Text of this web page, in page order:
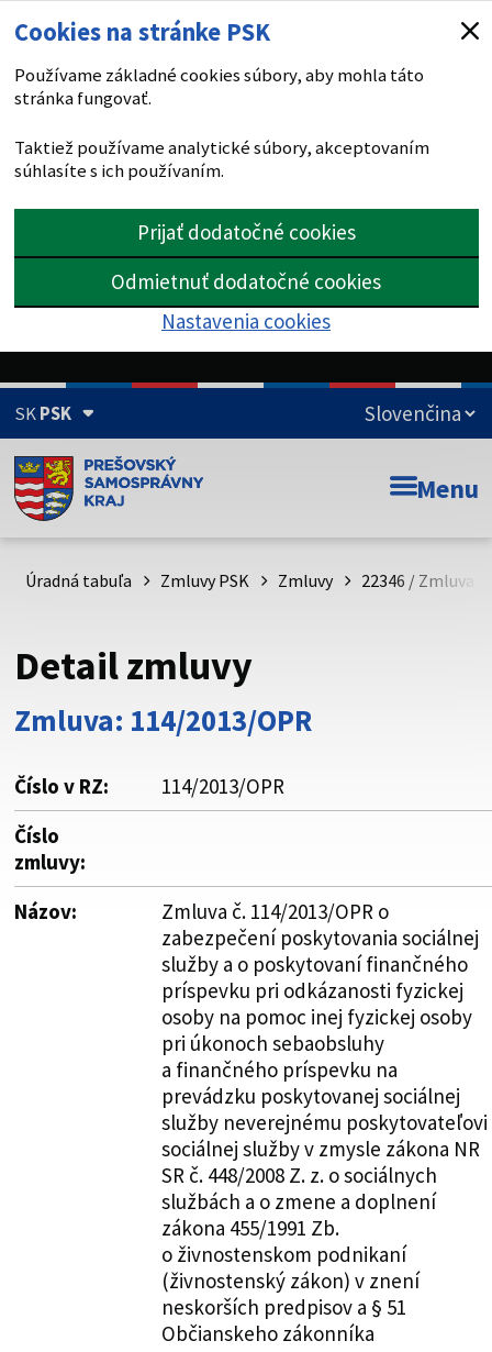
Cookies na stránke PSK
Používame základné cookies súbory, aby mohla táto
stránka fungovať.
Taktiež používame analytické súbory, akceptovaním
súhlasíte s ich používaním.
Prijať dodatočné cookies
Odmietnuť dodatočné cookies
Nastavenia cookies
SKPSK
Doména psk.sk je oficiálna
Toto je oficiálna webová stránka Prešovského
psk.sk.
Buďte pozorní a vždy sa uistite, že zdieľate informácie iba
cez zabezpečenú webovú stránku. Zabezpečená stránka
vždy začína https:// pred názvom domény webového sídla.
Menu
Úradná tabuľa Zmluvy PSK Zmluvy 22346 / Zmluva
Detail zmluvy
Zmluva: 114/2013/OPR
Číslo v RZ:
114/2013/OPR
Číslo
zmluvy:
Názov:
Zmluva č. 114/2013/OPR o
zabezpečení poskytovania sociálnej
služby a o poskytovaní finančného
príspevku pri odkázanosti fyzickej
osoby na pomoc inej fyzickej osoby
pri úkonoch sebaobsluhy
a finančného príspevku na
prevádzku poskytovanej sociálnej
služby neverejnému poskytovateľovi
sociálnej služby v zmysle zákona NR
SR č. 448/2008 Z. z. o sociálnych
službách a o zmene a doplnení
zákona 455/1991 Zb.
o živnostenskom podnikaní
(živnostenský zákon) v znení
neskorších predpisov a § 51
Občianskeho zákonníka